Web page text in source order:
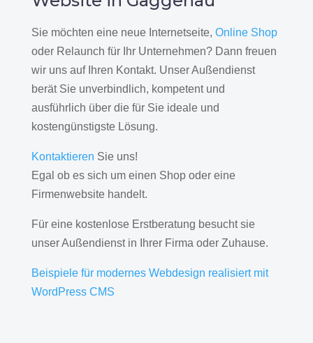
Sie möchten eine neue Internetseite, Online Shop
oder Relaunch für Ihr Unternehmen? Dann freuen
wir uns auf Ihren Kontakt. Unser Außendienst
berät Sie unverbindlich, kompetent und
ausführlich über die für Sie ideale und
kostengünstigste Lösung.
Kontaktieren Sie uns!
Egal ob es sich um einen Shop oder eine
Firmenwebsite handelt.
Für eine kostenlose Erstberatung besucht sie
unser Außendienst in Ihrer Firma oder Zuhause.
Beispiele für modernes Webdesign realisiert mit
WordPress CMS